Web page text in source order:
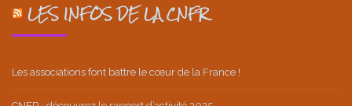
LES INFOS DE LA CNFR
Les associations font battre le cœur de la France !